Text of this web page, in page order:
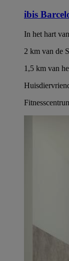
ibis
In het hart
2 km van de
1,5 km van